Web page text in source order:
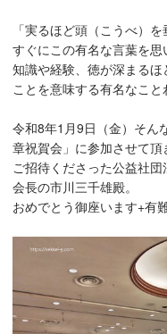
「実るほど頭（こうべ）を
すぐにこの有名な言葉を思
知識や経験、徳が深まる
ことを意味する有名なこと
令和8年1月9日（金）そん
章祝賀会」に参加させて頂
ご招待くださった公益社
会長の市川三千雄殿。
おめでとう御座います+有